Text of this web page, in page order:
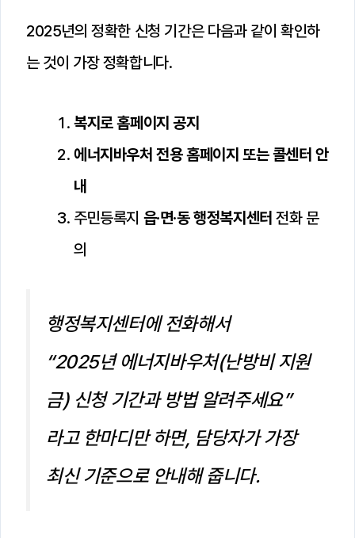
2025년의 정확한 신청 기간은 다음과 같이 확인하
는 것이 가장 정확합니다.
복지로 홈페이지 공지
에너지바우처 전용 홈페이지 또는 콜센터 안
내
주민등록지 읍·면·동 행정복지센터 전화 문
의
행정복지센터에 전화해서
“2025년 에너지바우처(난방비 지원
금) 신청 기간과 방법 알려주세요”
라고 한마디만 하면, 담당자가 가장
최신 기준으로 안내해 줍니다.